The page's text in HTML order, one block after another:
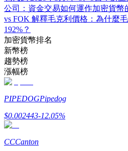
交易策略
學習如何保持盈利
公司：資金交易如何運作加密貨幣
vs FOK 解釋毛克利價格：為什麼
192%？
加密貨幣排名
新幣榜
趨勢榜
漲幅榜
PIPEDOGPipedog
$0.002443-12.05%
CCCanton